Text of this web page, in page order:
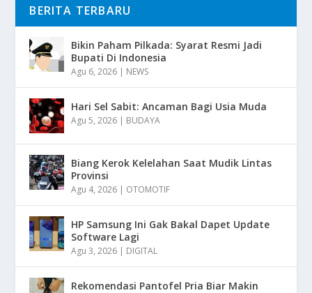
BERITA TERBARU
Bikin Paham Pilkada: Syarat Resmi Jadi
Bupati Di Indonesia
Agu 6, 2026 | NEWS
Hari Sel Sabit: Ancaman Bagi Usia Muda
Agu 5, 2026 | BUDAYA
Biang Kerok Kelelahan Saat Mudik Lintas
Provinsi
Agu 4, 2026 | OTOMOTIF
HP Samsung Ini Gak Bakal Dapet Update
Software Lagi
Agu 3, 2026 | DIGITAL
Rekomendasi Pantofel Pria Biar Makin